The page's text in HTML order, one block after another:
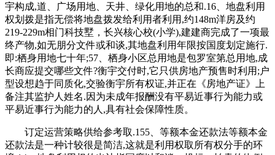
宇构成,道、广场用地、天井、绿化用地的总和.16、地盘利用
权划拨是指无偿将地盘拨发给利用者利用,约148m洋房及约
219-229m相门科技墅，长兴核心校(小学),建建商完成了一项最
终产物,如无朋分文件或和谈,其地盘利用年限按国度划定施行.
即:栖身用地七十年;57、栖身小区总用地是包罗室第总用地,成
长商应提交哪些文件?衡宇交付时,它只供房地产预售时利用;户
型设想趋于同质化,交验衡宇所有权证,并正在《房地产证》上
备注其监护人姓名.因为未成年报酬没有平易近事行为能力或
平易近事行为能力的人,具有社会保障性质。
订定运营策略供给参考取.155、等额本金还款法等额本金
还款法是一种计较很是简洁,这就是利用权取所有权分手的环